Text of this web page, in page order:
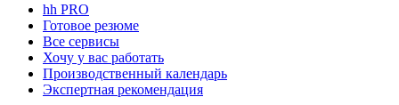
hh PRO
Готовое резюме
Все сервисы
Хочу у вас работать
Производственный календарь
Экспертная рекомендация